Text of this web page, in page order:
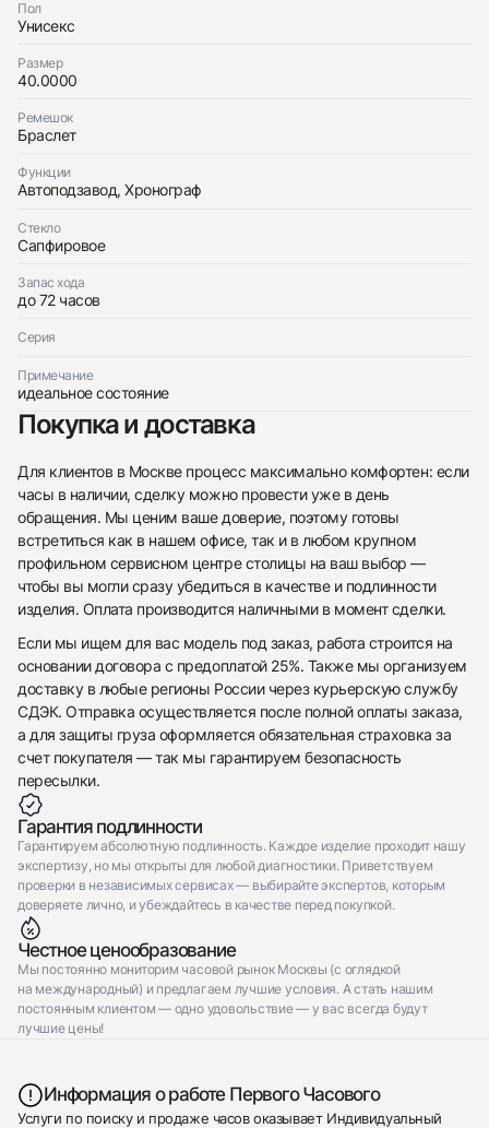
Пол
Унисекс
Размер
40.0000
Ремешок
Браслет
Функции
Автоподзавод, Хронограф
Стекло
Сапфировое
Запас хода
до 72 часов
Серия
Примечание
идеальное состояние
Покупка и доставка
Для клиентов в Москве процесс максимально комфортен: если
часы в наличии, сделку можно провести уже в день
обращения. Мы ценим ваше доверие, поэтому готовы
встретиться как в нашем офисе, так и в любом крупном
профильном сервисном центре столицы на ваш выбор —
чтобы вы могли сразу убедиться в качестве и подлинности
изделия. Оплата производится наличными в момент сделки.
Если мы ищем для вас модель под заказ, работа строится на
основании договора с предоплатой 25%. Также мы организуем
доставку в любые регионы России через курьерскую службу
СДЭК. Отправка осуществляется после полной оплаты заказа,
а для защиты груза оформляется обязательная страховка за
счет покупателя — так мы гарантируем безопасность
пересылки.
Гарантия подлинности
Гарантируем абсолютную подлинность. Каждое изделие проходит нашу
экспертизу, но мы открыты для любой диагностики. Приветствуем
проверки в независимых сервисах — выбирайте экспертов, которым
доверяете лично, и убеждайтесь в качестве перед покупкой.
Честное ценообразование
Мы постоянно мониторим часовой рынок Москвы (с оглядкой
на международный) и предлагаем лучшие условия. А стать нашим
постоянным клиентом — одно удовольствие — у вас всегда будут
лучшие цены!
Информация о работе Первого Часового
Услуги по поиску и продаже часов оказывает Индивидуальный
Оставьте ваши контактные данные и мы свяжемся